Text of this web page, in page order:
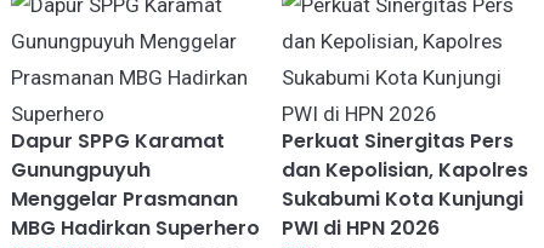
Dapur SPPG Karamat
Gunungpuyuh
Menggelar Prasmanan
MBG Hadirkan Superhero
Perkuat Sinergitas Pers
dan Kepolisian, Kapolres
Sukabumi Kota Kunjungi
PWI di HPN 2026